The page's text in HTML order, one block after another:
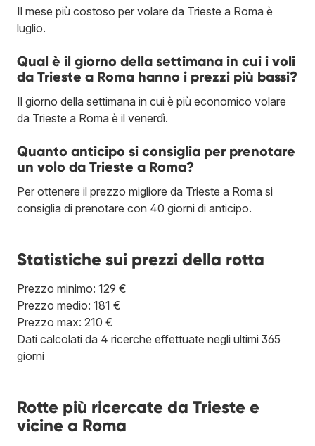
Il mese più costoso per volare da Trieste a Roma è
luglio.
Qual è il giorno della settimana in cui i voli
da Trieste a Roma hanno i prezzi più bassi?
Il giorno della settimana in cui è più economico volare
da Trieste a Roma è il venerdì.
Quanto anticipo si consiglia per prenotare
un volo da Trieste a Roma?
Per ottenere il prezzo migliore da Trieste a Roma si
consiglia di prenotare con 40 giorni di anticipo.
Statistiche sui prezzi della rotta
Prezzo minimo: 129 €
Prezzo medio: 181 €
Prezzo max: 210 €
Dati calcolati da 4 ricerche effettuate negli ultimi 365
giorni
Rotte più ricercate da Trieste e
vicine a Roma